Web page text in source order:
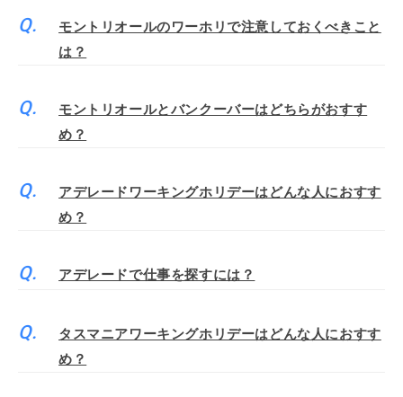
モントリオールのワーホリで注意しておくべきこと
は？
モントリオールとバンクーバーはどちらがおすす
め？
アデレードワーキングホリデーはどんな人におすす
め？
アデレードで仕事を探すには？
タスマニアワーキングホリデーはどんな人におすす
め？